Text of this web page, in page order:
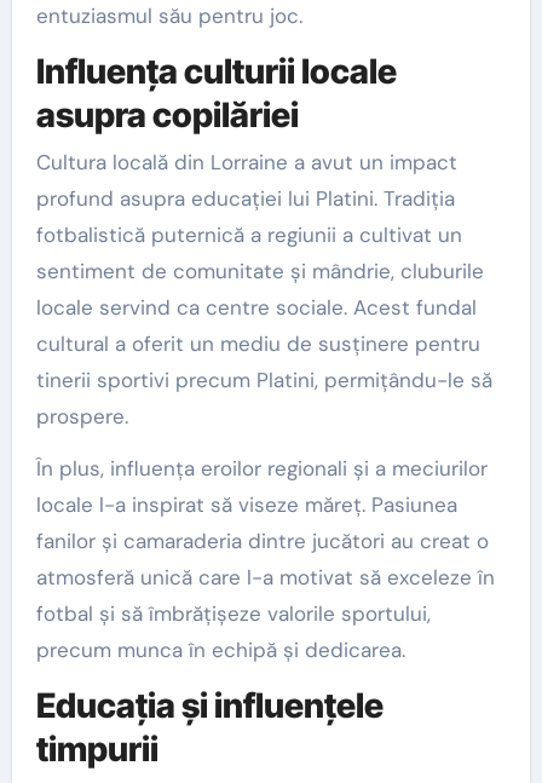
entuziasmul său pentru joc.
Influența culturii locale
asupra copilăriei
Cultura locală din Lorraine a avut un impact
profund asupra educației lui Platini. Tradiția
fotbalistică puternică a regiunii a cultivat un
sentiment de comunitate și mândrie, cluburile
locale servind ca centre sociale. Acest fundal
cultural a oferit un mediu de susținere pentru
tinerii sportivi precum Platini, permițându-le să
prospere.
În plus, influența eroilor regionali și a meciurilor
locale l-a inspirat să viseze măreț. Pasiunea
fanilor și camaraderia dintre jucători au creat o
atmosferă unică care l-a motivat să exceleze în
fotbal și să îmbrățișeze valorile sportului,
precum munca în echipă și dedicarea.
Educația și influențele
timpurii